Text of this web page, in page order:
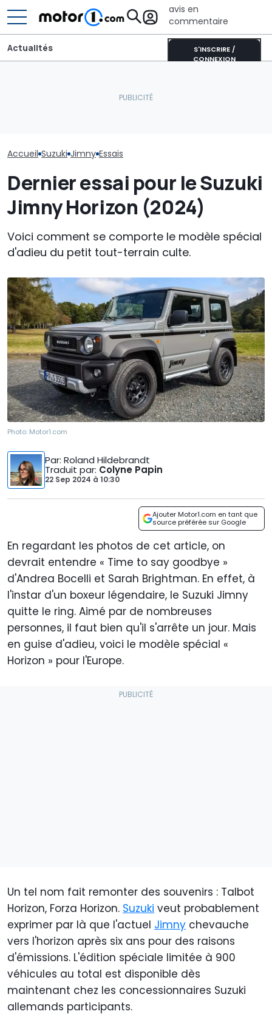
avis en
commentaire
S'INSCRIRE /
CONNEXION
Actualités
Accueil Suzuki Jimny Essais
Dernier essai pour le Suzuki
Jimny Horizon (2024)
Voici comment se comporte le modèle spécial
d'adieu du petit tout-terrain culte.
Photo: Motor1.com
Par: Roland Hildebrandt
Traduit par: Colyne Papin
22 Sep 2024 à 10:30
Ajouter Motor1.com en tant que
source préférée sur Google
En regardant les photos de cet article, on
devrait entendre « Time to say goodbye »
d'Andrea Bocelli et Sarah Brightman. En effet, à
l'instar d'un boxeur légendaire, le Suzuki Jimny
quitte le ring. Aimé par de nombreuses
personnes, il faut bien qu'il s'arrête un jour. Mais
en guise d'adieu, voici le modèle spécial «
Horizon » pour l'Europe.
Un tel nom fait remonter des souvenirs : Talbot
Horizon, Forza Horizon. Suzuki veut probablement
exprimer par là que l'actuel Jimny chevauche
vers l'horizon après six ans pour des raisons
d'émissions. L'édition spéciale limitée à 900
véhicules au total est disponible dès
maintenant chez les concessionnaires Suzuki
allemands participants.